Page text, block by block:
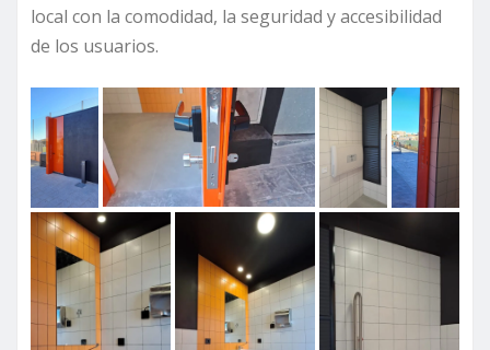
local con la comodidad, la seguridad y accesibilidad
de los usuarios.